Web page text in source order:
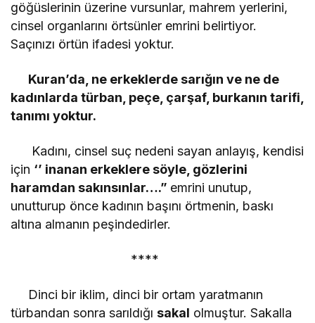
göğüslerinin üzerine vursunlar, mahrem yerlerini,
cinsel organlarını örtsünler emrini belirtiyor.
Saçınızı örtün ifadesi yoktur.
Kuran’da, ne erkeklerde sarığın ve ne de
kadınlarda türban, peçe, çarşaf, burkanın tarifi,
tanımı yoktur.
Kadını, cinsel suç nedeni sayan anlayış, kendisi
için ‘’ inanan erkeklere söyle, gözlerini
haramdan sakınsınlar….” emrini unutup,
unutturup önce kadının başını örtmenin, baskı
altına almanın peşindedirler.
****
Dinci bir iklim, dinci bir ortam yaratmanın
türbandan sonra sarıldığısakal olmuştur. Sakalla